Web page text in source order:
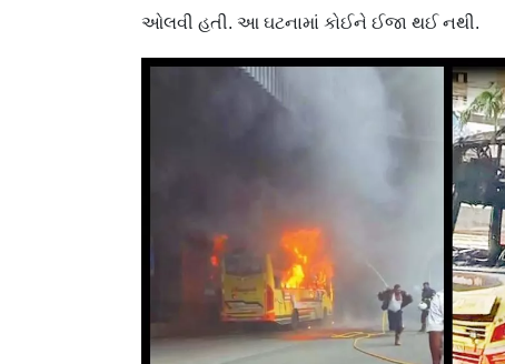
ઓલવી હતી. આ ઘટનામાં કોઈને ઈજા થઈ નથી.